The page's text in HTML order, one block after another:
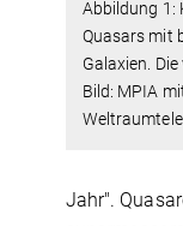
Abbildung 1:
Quasars mit
Galaxien.
Bild: MPIA
Jahr".